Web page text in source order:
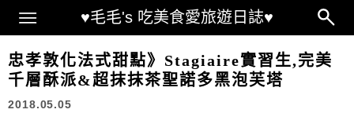
♥毛毛's 吃美食愛旅遊日誌♥
Main Menu
忠孝敦化法式甜點》Stagiaire實習生,完美
千層酥派&超抹抹茶聖諾多黑泡芙塔
2018.05.05